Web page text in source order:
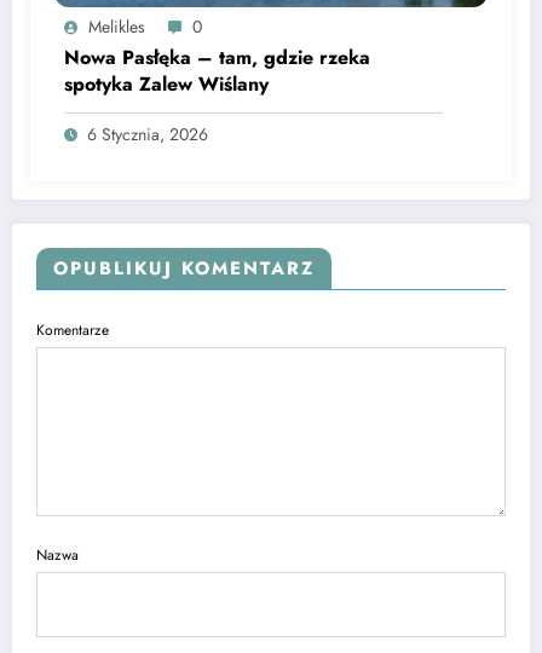
Melikles 0
Nowa Pasłęka – tam, gdzie rzeka
spotyka Zalew Wiślany
6 Stycznia, 2026
OPUBLIKUJ KOMENTARZ
Komentarze
Nazwa